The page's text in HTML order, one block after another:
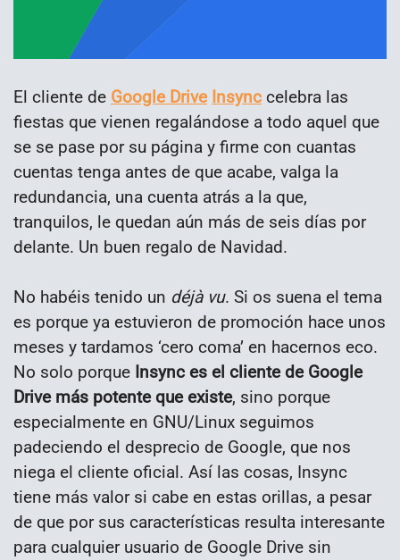
El cliente de Google Drive Insync celebra las
fiestas que vienen regalándose a todo aquel que
se se pase por su página y firme con cuantas
cuentas tenga antes de que acabe, valga la
redundancia, una cuenta atrás a la que,
tranquilos, le quedan aún más de seis días por
delante. Un buen regalo de Navidad.
No habéis tenido un déjà vu. Si os suena el tema
es porque ya estuvieron de promoción hace unos
meses y tardamos ‘cero coma’ en hacernos eco.
No solo porque Insync es el cliente de Google
Drive más potente que existe, sino porque
especialmente en GNU/Linux seguimos
padeciendo el desprecio de Google, que nos
niega el cliente oficial. Así las cosas, Insync
tiene más valor si cabe en estas orillas, a pesar
de que por sus características resulta interesante
para cualquier usuario de Google Drive sin